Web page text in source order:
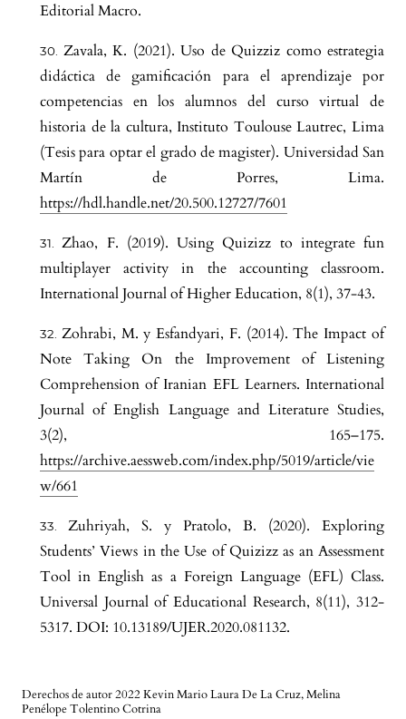
Derechos de autor 2022 Kevin Mario Laura De La Cruz, Melina
Penélope Tolentino Cotrina
Editorial Macro.
Zavala, K. (2021). Uso de Quizziz como estrategia
didáctica de gamificación para el aprendizaje por
competencias en los alumnos del curso virtual de
historia de la cultura, Instituto Toulouse Lautrec, Lima
(Tesis para optar el grado de magister). Universidad San
Martín de Porres, Lima.
https://hdl.handle.net/20.500.12727/7601
Zhao, F. (2019). Using Quizizz to integrate fun
multiplayer activity in the accounting classroom.
International Journal of Higher Education, 8(1), 37-43.
Zohrabi, M. y Esfandyari, F. (2014). The Impact of
Note Taking On the Improvement of Listening
Comprehension of Iranian EFL Learners. International
Journal of English Language and Literature Studies,
3(2), 165–175.
https://archive.aessweb.com/index.php/5019/article/vie
w/661
Zuhriyah, S. y Pratolo, B. (2020). Exploring
Students’ Views in the Use of Quizizz as an Assessment
Tool in English as a Foreign Language (EFL) Class.
Universal Journal of Educational Research, 8(11), 312-
5317. DOI: 10.13189/UJER.2020.081132.